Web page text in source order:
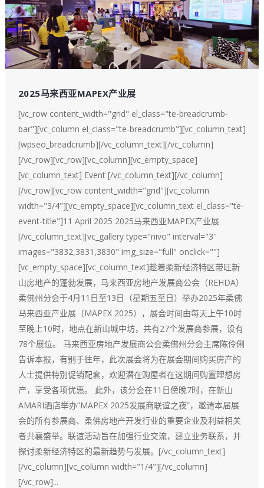
2025马来西亚MAPEX产业展
[vc_row content_width="grid" el_class="te-breadcrumb-
bar"][vc_column el_class="te-breadcrumb"][vc_column_text]
[wpseo_breadcrumb][/vc_column_text][/vc_column]
[/vc_row][vc_row][vc_column][vc_empty_space]
[vc_column_text] Event [/vc_column_text][/vc_column]
[/vc_row][vc_row content_width="grid"][vc_column
width="3/4"][vc_empty_space][vc_column_text el_class="te-
event-title"]11 April 2025 2025马来西亚MAPEX产业展
[/vc_column_text][vc_gallery type="nivo" interval="3"
images="3832,3831,3830" img_size="full" onclick=""]
[vc_empty_space][vc_column_text]趁着柔新经济特区带旺新
山房地产的蓬勃发展，马来西亚房地产发展商公会（REHDA）
柔佛州分会于4月11日至13日（星期五至日）举办2025年柔佛
马来西亚产业展（MAPEX 2025），展会时间由每天上午10时
至晚上10时，地点在新山城中坊，共有27个发展商参展，设有
78个展位。 马来西亚房地产发展商公会柔佛州分会主席陈伶俐
告诉本报，有别于往年，此次展会将为在展会期间购买房产的
人士提供特别促销配套，欢迎潜在购屋者在这期间购置理想房
产，享受各项优惠。 此外，该分会在11日傍晚7时，在新山
AMARI酒店举办“MAPEX 2025发展商联谊之夜”，邀请本届展
会的所有参展商、柔佛房地产开发行业的重要企业及利益相关
者共襄盛举。联谊活动旨在加强行业交流，建立业务联系，并
探讨柔新经济特区的最新趋势与发展。[/vc_column_text]
[/vc_column][vc_column width="1/4"][/vc_column]
[/vc_row]...